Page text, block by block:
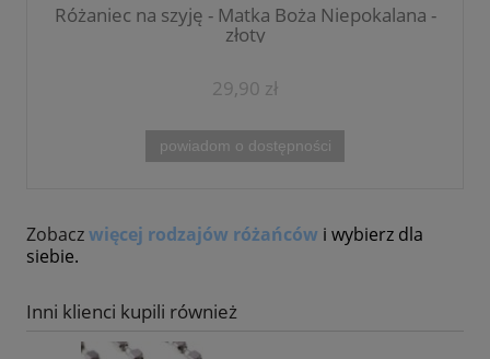
Różaniec na szyję - Matka Boża Niepokalana -
złoty
29,90 zł
powiadom o dostępności
Zobaczwięcej rodzajów różańców i wybierz dla
siebie.
Inni klienci kupili również